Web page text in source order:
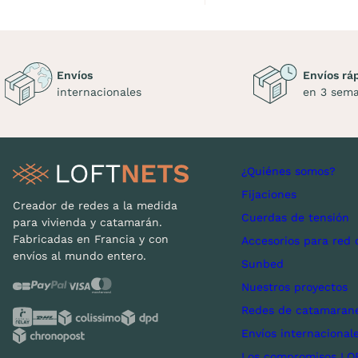
Envíos
internacionales
Envíos
en 3
Creador de redes a la medida
para vivienda y catamarán.
Fabricadas en Francia y con
envíos al mundo entero.
¿Quiénes somos?
Fijaciones
Cuerdas de tensión
Accesorios para red
Sunbed
Nuestros proyectos
Redes de
Envíos